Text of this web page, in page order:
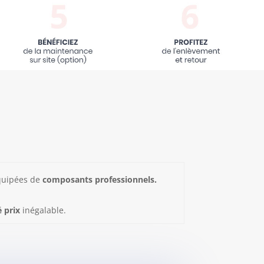
decomposants professionnels.
prix inégalable.